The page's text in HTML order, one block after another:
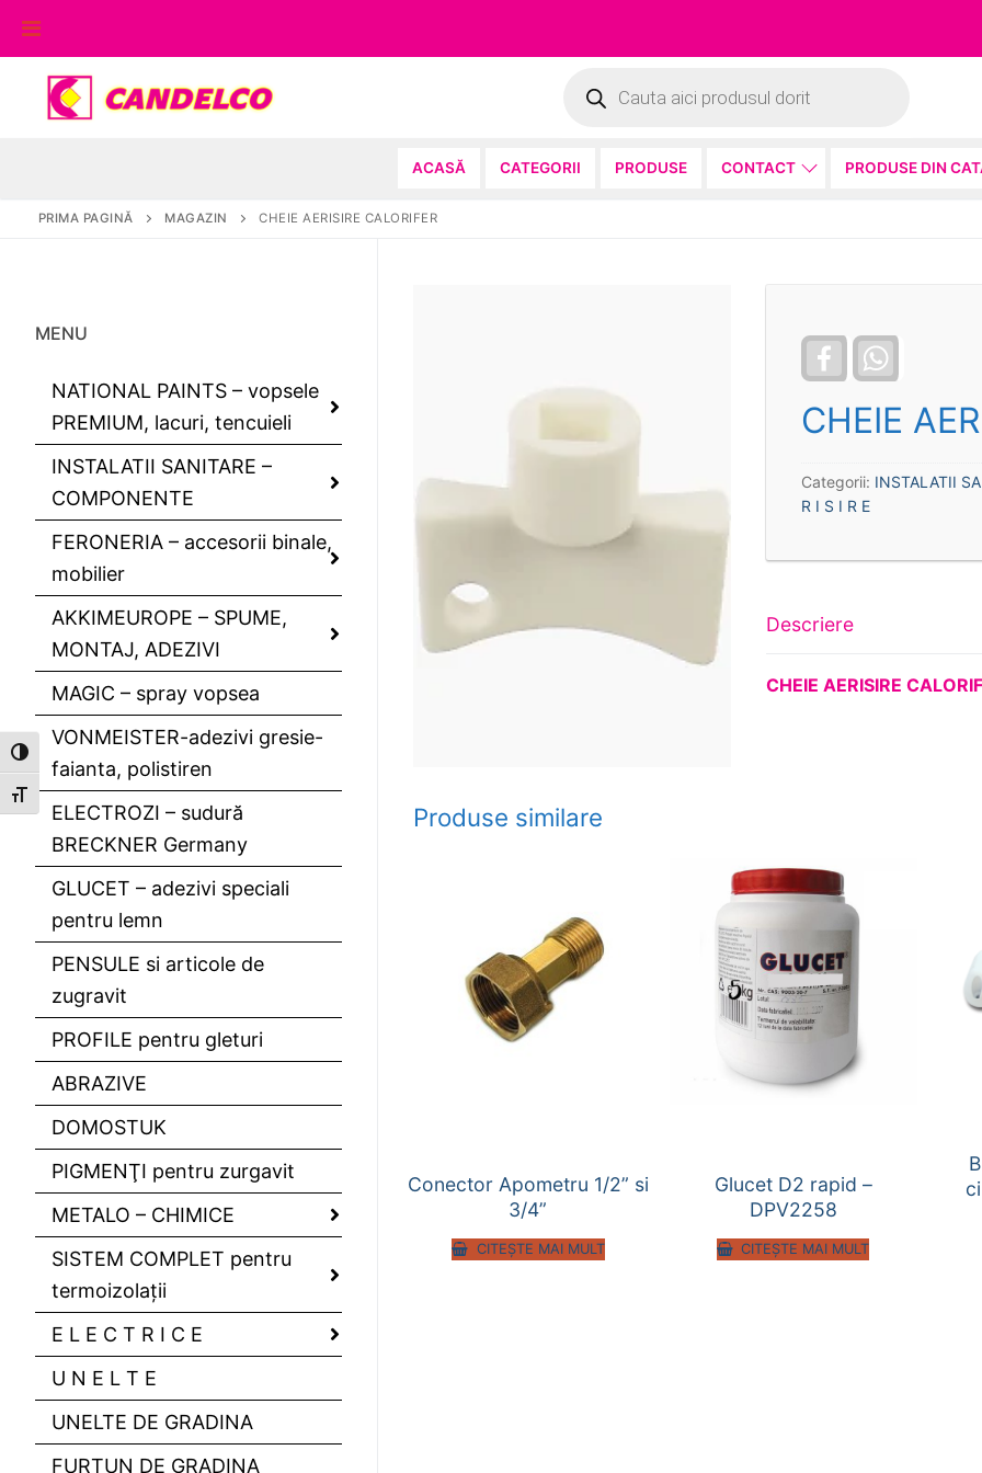
Toggle High Contrast
Toggle Font size
conținut
search
ACASĂ CATEGORII PRODUSE CONTACT PRODUSE DIN
PRIMA PAGINĂ MAGAZIN CHEIE AERISIRE CALORIFER
Facebook
CHEIE
Categorii: INSTALATII
R I S I R E
Descriere
CHEIE AERISIRE
Produse similare
Conector Apometru 1/2” si
3/4”
CITEȘTE MAI MULT
Glucet D2 rapid –
DPV2258
CITEȘTE MAI MULT
MENU
NATIONAL PAINTS – vopsele
PREMIUM, lacuri, tencuieli
INSTALATII SANITARE –
COMPONENTE
FERONERIA – accesorii binale,
mobilier
AKKIMEUROPE – SPUME,
MONTAJ, ADEZIVI
MAGIC – spray vopsea
VONMEISTER-adezivi gresie-
faianta, polistiren
ELECTROZI – sudură
BRECKNER Germany
GLUCET – adezivi speciali
pentru lemn
PENSULE si articole de
zugravit
PROFILE pentru gleturi
ABRAZIVE
DOMOSTUK
PIGMENŢI pentru zurgavit
METALO – CHIMICE
SISTEM COMPLET pentru
termoizolaţii
E L E C T R I C E
U N E L T E
UNELTE DE GRADINA
FURTUN DE GRADINA